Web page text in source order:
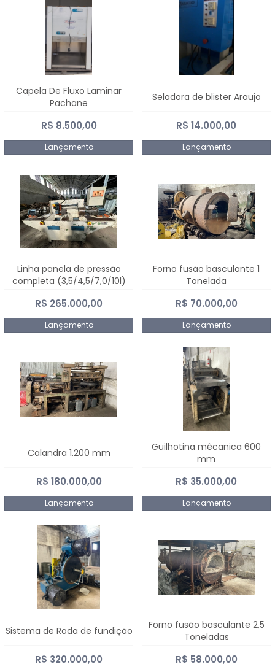
Capela De Fluxo Laminar
Pachane
R$ 8.500,00
Lançamento
Seladora de blister Araujo
R$ 14.000,00
Lançamento
Linha panela de pressão
completa (3,5/4,5/7,0/10l)
R$ 265.000,00
Lançamento
Forno fusão basculante 1
Tonelada
R$ 70.000,00
Lançamento
Calandra 1.200 mm
R$ 180.000,00
Lançamento
Guilhotina mêcanica 600
mm
R$ 35.000,00
Lançamento
Sistema de Roda de fundição
R$ 320.000,00
Forno fusão basculante 2,5
Toneladas
R$ 58.000,00